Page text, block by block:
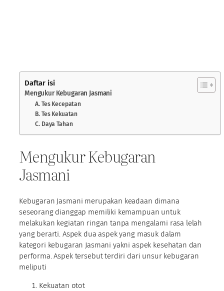
Daftar isi
Mengukur Kebugaran Jasmani
A. Tes Kecepatan
B. Tes Kekuatan
C. Daya Tahan
Mengukur Kebugaran
Jasmani
Kebugaran Jasmani merupakan keadaan dimana
seseorang dianggap memiliki kemampuan untuk
melakukan kegiatan ringan tanpa mengalami rasa lelah
yang berarti. Aspek dua aspek yang masuk dalam
kategori kebugaran Jasmani yakni aspek kesehatan dan
performa. Aspek tersebut terdiri dari unsur kebugaran
meliputi
Kekuatan otot